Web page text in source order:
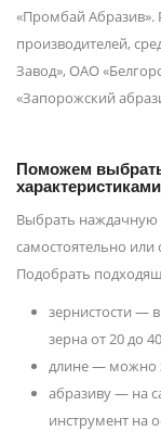
«Промбай
производителей,
Завод», ОАО
«Запорожский
Поможем
характеристиками
Выбрать наждачную
самостоятельно
Подобрать
зернистости —
зерна от 20 до
длине — можно
абразиву — на
инструмент на